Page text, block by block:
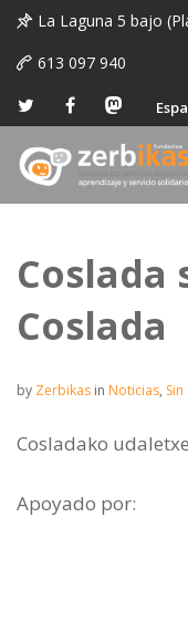
La Laguna 5 bajo
613 097 940
Coslada
Coslada
by Zerbikas in Noticias,
Cosladako
Apoyado por: